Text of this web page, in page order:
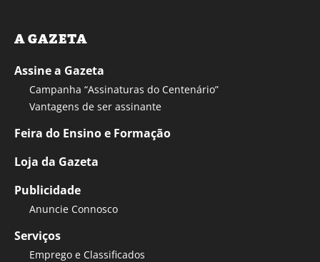
A GAZETA
Assine a Gazeta
Campanha “Assinaturas do Centenário”
Vantagens de ser assinante
Feira do Ensino e Formação
Loja da Gazeta
Publicidade
Anuncie Connosco
Serviços
Emprego e Classificados